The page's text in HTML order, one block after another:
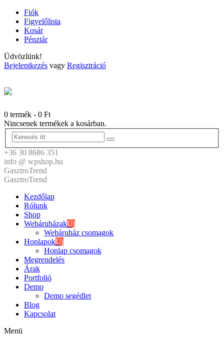
Fiók
Figyelőlista
Kosár
Pénztár
Üdvözlünk!
Bejelentkezés vagy Regisztráció
0 termék - 0 Ft
Nincsenek termékek a kosárban.
+36 30 8686 351
info @ wpshop.hu
GasztroTrend
GasztroTrend
Kezdőlap
Rólunk
Shop
WebáruházakÚj
Webáruház csomagok
HonlapokÚj
Honlap csomagok
Megrendelés
Árak
Portfolió
Demo
Demo segédlet
Blog
Kapcsolat
Menü